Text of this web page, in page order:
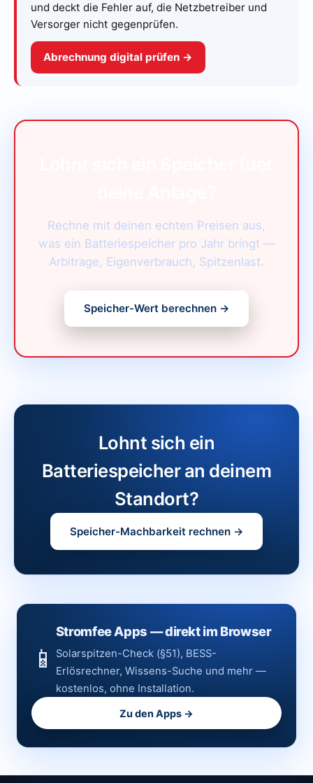
und deckt die Fehler auf, die Netzbetreiber und
Versorger nicht gegenprüfen.
Abrechnung digital prüfen →
Rechne mit deinen echten Preisen aus,
was ein Batteriespeicher pro Jahr bringt —
Arbitrage, Eigenverbrauch, Spitzenlast.
Speicher-Wert berechnen →
Lohnt sich ein
Batteriespeicher an deinem
Standort?
Speicher-Machbarkeit rechnen →
📱
Stromfee Apps — direkt im Browser
Solarspitzen-Check (§51), BESS-
Erlösrechner, Wissens-Suche und mehr —
kostenlos, ohne Installation.
Zu den Apps →